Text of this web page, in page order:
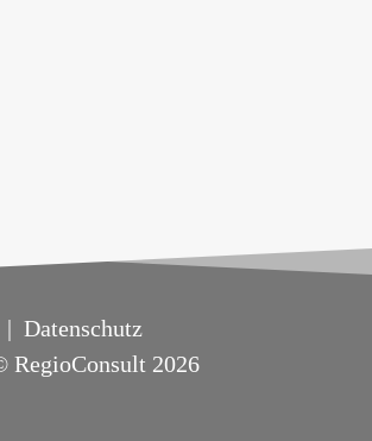
| Datenschutz
RegioConsult 2026